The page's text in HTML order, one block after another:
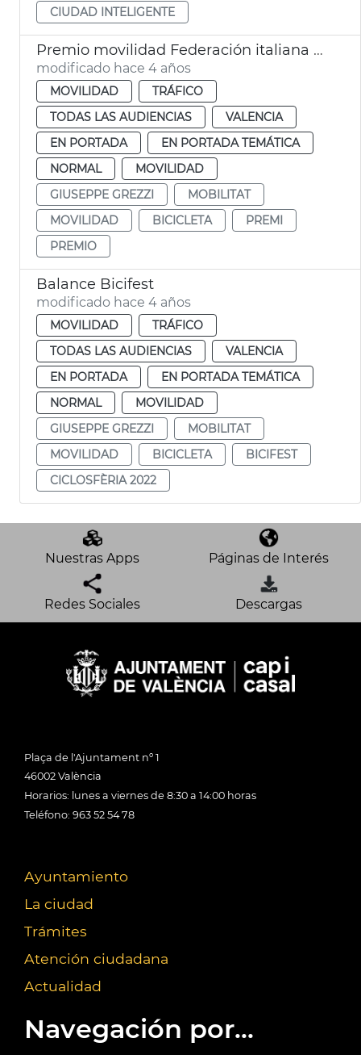
CIUDAD INTELIGENTE
Premio movilidad Federación italiana bicicleta
modificado hace 4 años
MOVILIDAD
TRÁFICO
TODAS LAS AUDIENCIAS
VALENCIA
EN PORTADA
EN PORTADA TEMÁTICA
NORMAL
MOVILIDAD
GIUSEPPE GREZZI
MOBILITAT
MOVILIDAD
BICICLETA
PREMI
PREMIO
Balance Bicifest
modificado hace 4 años
MOVILIDAD
TRÁFICO
TODAS LAS AUDIENCIAS
VALENCIA
EN PORTADA
EN PORTADA TEMÁTICA
NORMAL
MOVILIDAD
GIUSEPPE GREZZI
MOBILITAT
MOVILIDAD
BICICLETA
BICIFEST
CICLOSFÈRIA 2022
Nuestras Apps Páginas de Interés
Redes Sociales Descargas
Plaça de l'Ajuntament nº 1
46002 València
Horarios: lunes a viernes de 8:30 a 14:00 horas
Teléfono: 963 52 54 78
Ayuntamiento
La ciudad
Trámites
Atención ciudadana
Actualidad
Navegación por...